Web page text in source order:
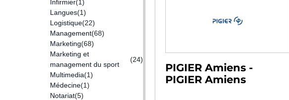
Infirmier(1)
Langues(1)
Logistique(22)
Management(68)
Marketing(68)
Marketing et
management du sport
(24)
Multimedia(1)
Médecine(1)
Notariat(5)
PIGIER Amiens -
PIGIER Amiens